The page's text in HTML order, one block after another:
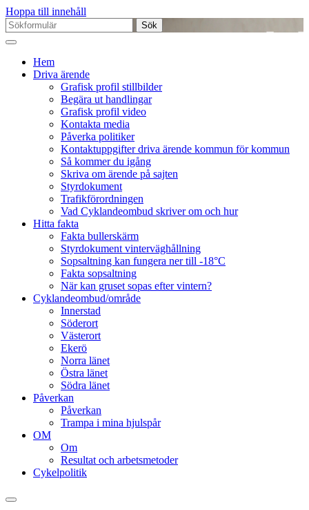
Hoppa till innehåll
Sök
efter:
Hem
Driva ärende
Grafisk profil stillbilder
Begära ut handlingar
Grafisk profil video
Kontakta media
Påverka politiker
Kontaktuppgifter driva ärende kommun för kommun
Så kommer du igång
Skriva om ärende på sajten
Styrdokument
Trafikförordningen
Vad Cyklandeombud skriver om och hur
Hitta fakta
Fakta bullerskärm
Styrdokument vinterväghållning
Sopsaltning kan fungera ner till -18°C
Fakta sopsaltning
När kan gruset sopas efter vintern?
Cyklandeombud/område
Innerstad
Söderort
Västerort
Ekerö
Norra länet
Östra länet
Södra länet
Påverkan
Påverkan
Trampa i mina hjulspår
OM
Om
Resultat och arbetsmetoder
Cykelpolitik
Slå